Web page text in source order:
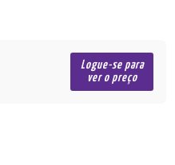
Logue-se para
ver o preço